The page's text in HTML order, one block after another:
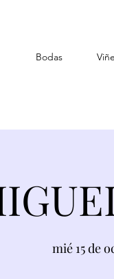
Bodas
mié 15 de